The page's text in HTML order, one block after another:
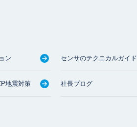
ン センサのテクニカルガイド
地震対策 社長ブログ